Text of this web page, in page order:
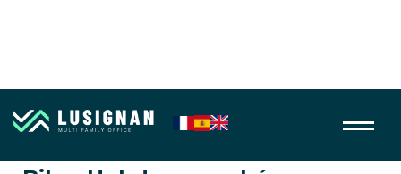
Bilan hebdo des marchés